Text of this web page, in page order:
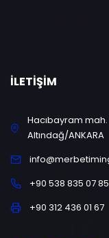
İLETIŞIM
Hacıbayram
Altındağ/ANKARA
+90 538 835 07 85
+90 312 436 01 67